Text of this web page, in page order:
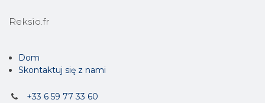
Reksio.fr
Dom
Skontaktuj się z nami
+33 6 59 77 33 60